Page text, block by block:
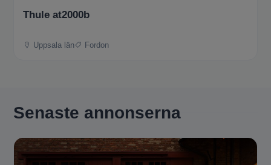
Thule at2000b
Uppsala län Fordon
Senaste annonserna